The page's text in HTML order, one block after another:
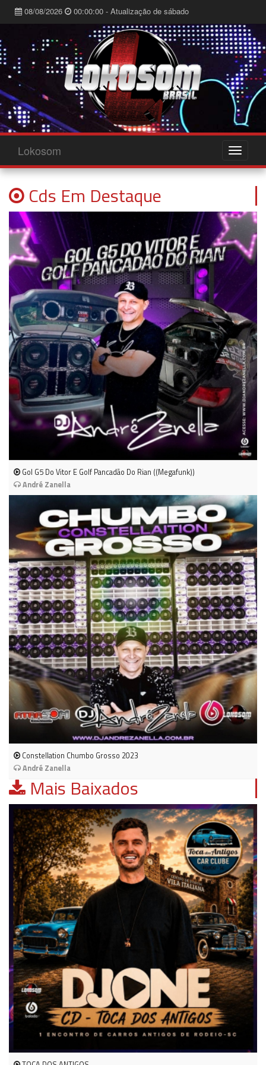
08/08/2026 00:00:00 - Atualização de sábado
Lokosom
Cds Em Destaque
Gol G5 Do Vitor E Golf Pancadão Do Rian ((Megafunk))
André Zanella
Constellation Chumbo Grosso 2023
André Zanella
Mais Baixados